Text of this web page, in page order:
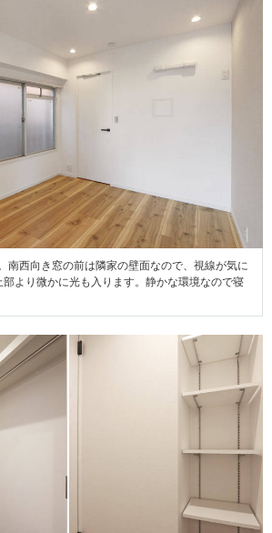
南西向き窓の前は隣家の壁面なので、視線が気に
より微かに光も入ります。静かな環境なので寝